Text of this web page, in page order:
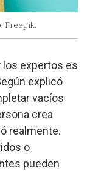
Freepik.
los expertos es
explicó
vacíos
crea
realmente.
o
pueden